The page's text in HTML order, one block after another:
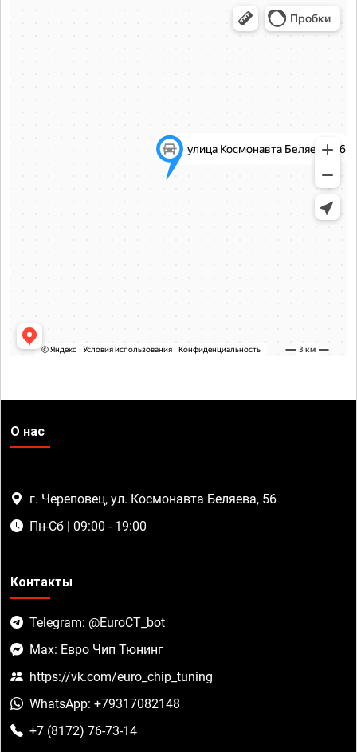
О нас
г. Череповец, ул. Космонавта Беляева, 56
Пн-Сб | 09:00 - 19:00
Контакты
Telegram: @EuroCT_bot
Max: Евро Чип Тюнинг
https://vk.com/euro_chip_tuning
WhatsApp: +79317082148
+7 (8172) 76-73-14